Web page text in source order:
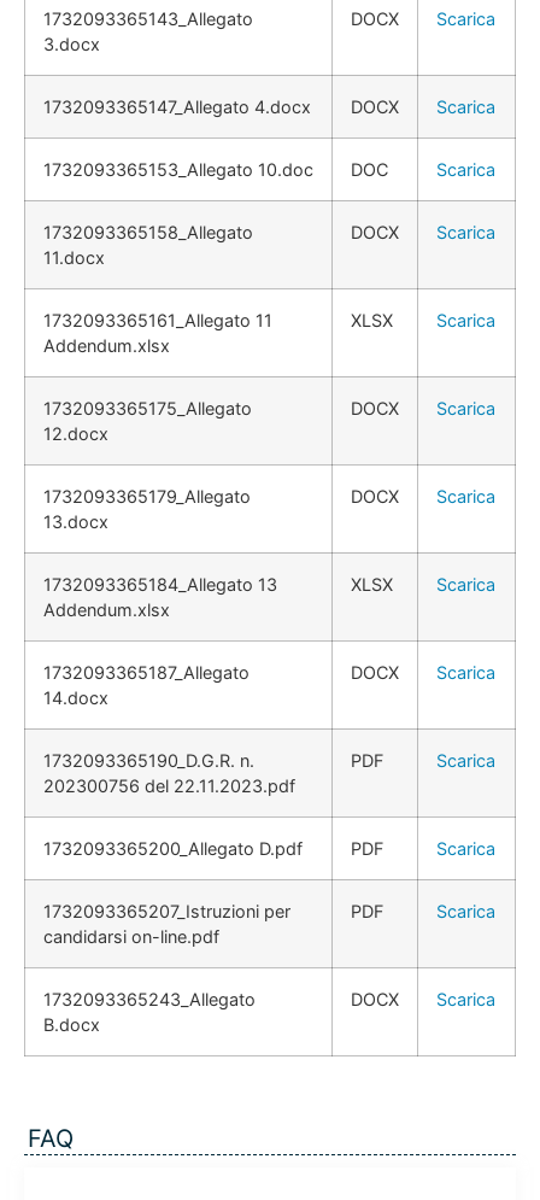
1732093365143_Allegato
3.docx
DOCX Scarica
1732093365147_Allegato 4.docx DOCX Scarica
1732093365153_Allegato 10.doc DOC Scarica
1732093365158_Allegato
11.docx
DOCX Scarica
1732093365161_Allegato 11
Addendum.xlsx
XLSX Scarica
1732093365175_Allegato
12.docx
DOCX Scarica
1732093365179_Allegato
13.docx
DOCX Scarica
1732093365184_Allegato 13
Addendum.xlsx
XLSX Scarica
1732093365187_Allegato
14.docx
DOCX Scarica
1732093365190_D.G.R. n.
202300756 del 22.11.2023.pdf
PDF Scarica
1732093365200_Allegato D.pdf PDF Scarica
1732093365207_Istruzioni per
candidarsi on-line.pdf
PDF Scarica
1732093365243_Allegato
B.docx
DOCX Scarica
FAQ